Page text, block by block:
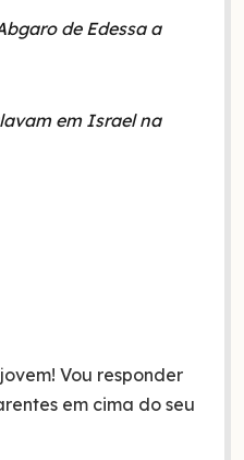
de Edessa a
em Israel na
Vou responder
em cima do seu